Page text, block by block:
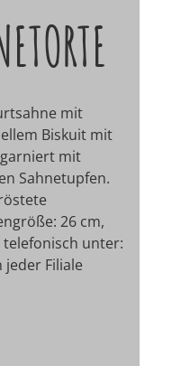
mit
Biskuit mit
mit
Sahnetupfen.
26 cm,
unter:
jeder Filiale